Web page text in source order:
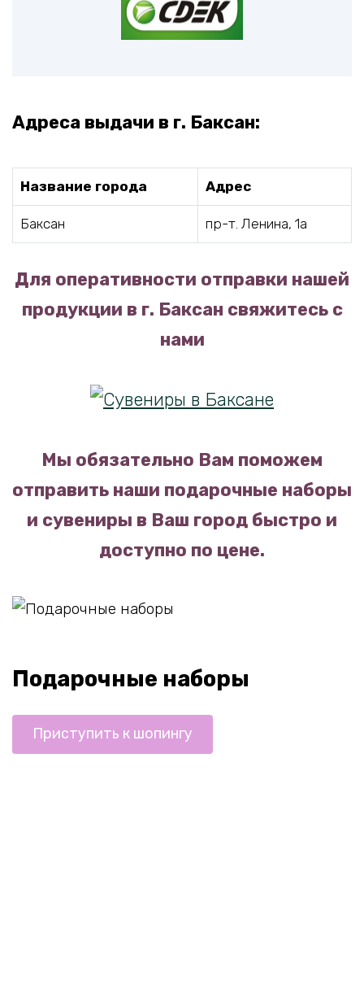
Адреса выдачи в г. Баксан:
Название города Адрес
Баксан пр-т. Ленина, 1а
Для оперативности отправки нашей
продукции в г. Баксан свяжитесь с
нами
Мы обязательно Вам поможем
отправить наши подарочные наборы
и сувениры в Ваш город быстро и
доступно по цене.
Подарочные наборы
Приступить к шопингу